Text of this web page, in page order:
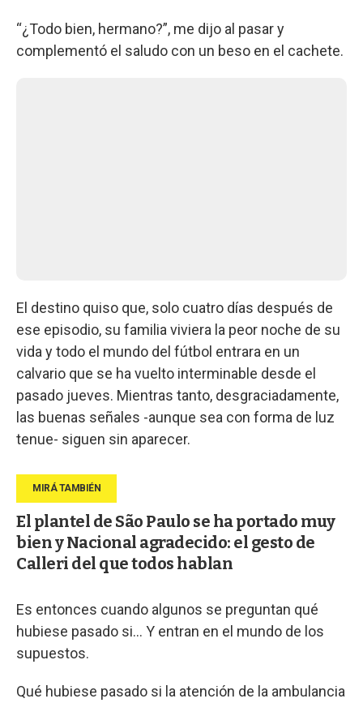
“¿Todo bien, hermano?”, me dijo al pasar y
complementó el saludo con un beso en el cachete.
El destino quiso que, solo cuatro días después de
ese episodio, su familia viviera la peor noche de su
vida y todo el mundo del fútbol entrara en un
calvario que se ha vuelto interminable desde el
pasado jueves. Mientras tanto, desgraciadamente,
las buenas señales -aunque sea con forma de luz
tenue- siguen sin aparecer.
El plantel de São Paulo se ha portado muy
bien y Nacional agradecido: el gesto de
Calleri del que todos hablan
Es entonces cuando algunos se preguntan qué
hubiese pasado si... Y entran en el mundo de los
supuestos.
Qué hubiese pasado si la atención de la ambulancia